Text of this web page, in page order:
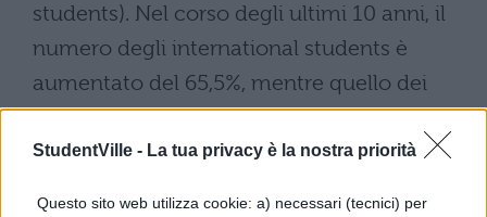
StudentVille - La tua privacy è la nostra priorità
Questo sito web utilizza cookie: a) necessari (tecnici) per
students). Nel corso degli ultimi 10 anni, il
numero degli international students è
aumentato del 65,5%, mentre quello dei
foreign students (studenti con cittadinanza
straniera e diploma italiano) è cresciuto del